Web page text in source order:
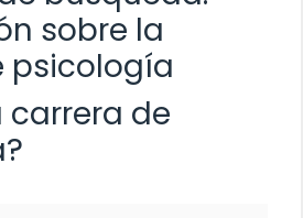
sobre la
psicología
carrera de